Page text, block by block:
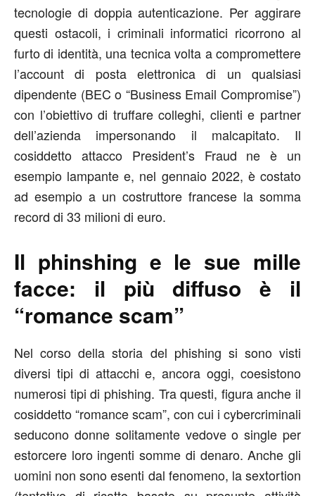
tecnologie di doppia autenticazione. Per aggirare
questi ostacoli, i criminali informatici ricorrono al
furto di identità, una tecnica volta a compromettere
l’account di posta elettronica di un qualsiasi
dipendente (BEC o “Business Email Compromise”)
con l’obiettivo di truffare colleghi, clienti e partner
dell’azienda impersonando il malcapitato. Il
cosiddetto attacco President’s Fraud ne è un
esempio lampante e, nel gennaio 2022, è costato
ad esempio a un costruttore francese la somma
record di 33 milioni di euro.
Il phinshing e le sue mille
facce: il più diffuso è il
“romance scam”
Nel corso della storia del phishing si sono visti
diversi tipi di attacchi e, ancora oggi, coesistono
numerosi tipi di phishing. Tra questi, figura anche il
cosiddetto “romance scam”, con cui i cybercriminali
seducono donne solitamente vedove o single per
estorcere loro ingenti somme di denaro. Anche gli
uomini non sono esenti dal fenomeno, la sextortion